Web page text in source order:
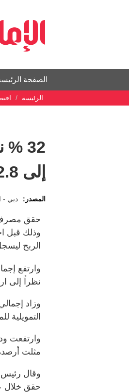
الصفحة
الرئيسة
32
إلى 2.8 مليار درهم
المصدر: دبي -
الربح ليسجل رقماً
نظراً إلى
التمويلية للمتعاملين بنسبة
مثلت أرصدة
وقال رئيس